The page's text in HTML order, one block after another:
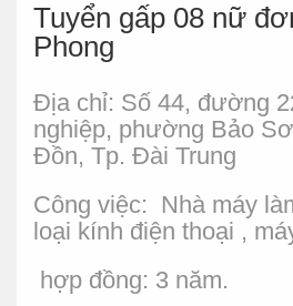
Tuyển gấp 08 nữ
Phong
Địa chỉ: Số 44, đường
nghiệp, phường Bảo
Đồn, Tp. Đài Trung
Công việc: Nhà máy
loại kính điện thoại ,
hợp đồng: 3 năm.